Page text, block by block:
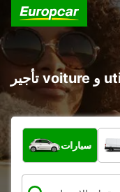
ما نوع المركبة؟
سيارات